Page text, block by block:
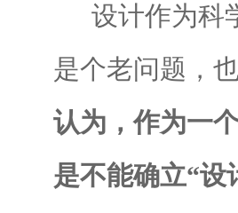
设计作为科
是个老问题，
认为，作为一
是不能确立“设